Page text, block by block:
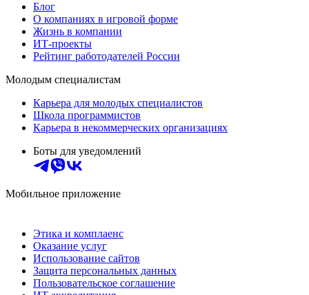
Блог
О компаниях в игровой форме
Жизнь в компании
ИТ-проекты
Рейтинг работодателей России
Молодым специалистам
Карьера для молодых специалистов
Школа программистов
Карьера в некоммерческих организациях
Боты для уведомлений
Мобильное приложение
Этика и комплаенс
Оказание услуг
Использование сайтов
Защита персональных данных
Пользовательское соглашение